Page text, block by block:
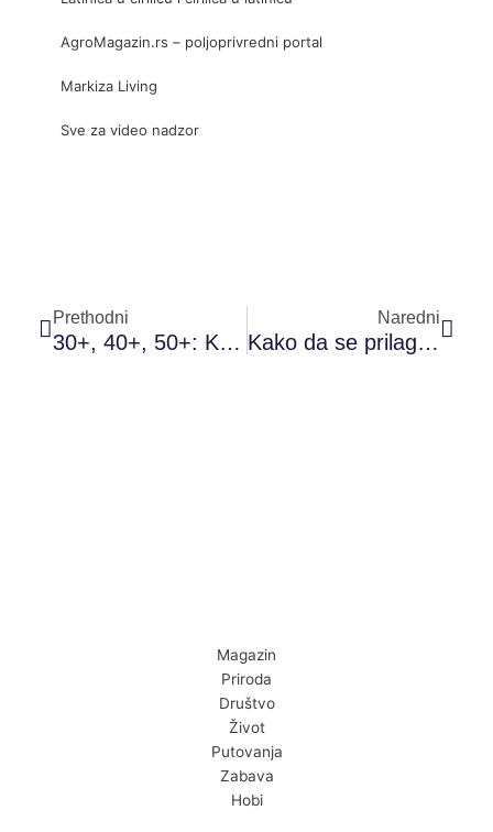
AgroMagazin.rs – poljoprivredni portal
Markiza Living
Sve za video nadzor
Prethodni
30+, 40+, 50+: Kako se menja pristup lepoti kroz decenije
Naredni
Kako da se prilagodite i prihvatite promene?
Magazin
Priroda
Društvo
Život
Putovanja
Zabava
Hobi